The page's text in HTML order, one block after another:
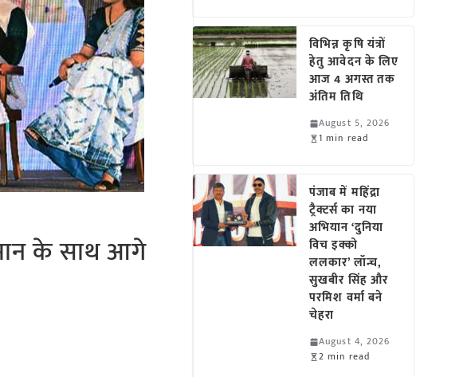
के साथ आगे
विभिन्न कृषि यंत्रों
हेतु आवेदन के लिए
आज 4 अगस्त तक
अंतिम तिथि
August 5, 2026
1 min read
पंजाब में महिंद्रा
ट्रैक्टर्स का नया
अभियान ‘दुनिया
विच इक्को
ललकार’ लॉन्च,
सुखबीर सिंह और
परमिश वर्मा बने
चेहरा
August 4, 2026
2 min read